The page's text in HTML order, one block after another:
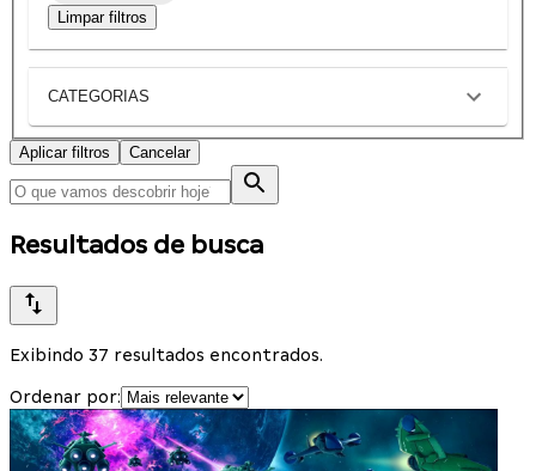
Limpar filtros
CATEGORIAS
Aplicar filtros Cancelar
Resultados de busca
Exibindo 37 resultados encontrados.
Ordenar por: